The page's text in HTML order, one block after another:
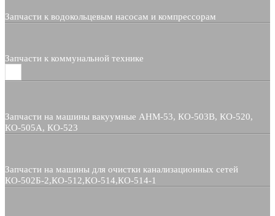
Запчасти к водокольцевым насосам и компрессорам
Запчасти к коммунальной технике
Запчасти на машины вакуумные АНМ-53, КО-503В, КО-520,
КО-505А, КО-523
Запчасти на машины для очистки канализационных сетей
КО-502Б-2,КО-512,КО-514,КО-514-1